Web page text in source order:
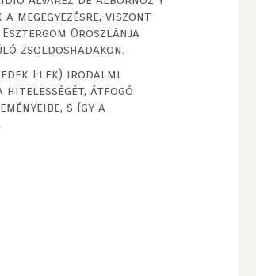
megegyezésre, viszont
Oroszlánja
zsoldoshadakon.
Elek) irodalmi
átfogó
s így a